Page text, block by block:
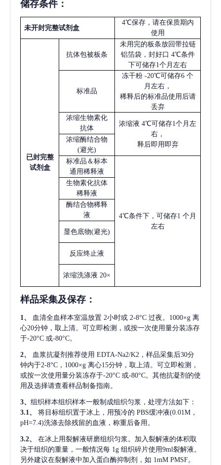
储存条件：
未开封完整试剂盒
4℃保存，请在保质期内
使用
已封完整
试剂盒
抗体包被板条
未用完的板条放回带拉链
铝箔袋，封好口 4℃条件
下可储存1个月左右
标准品
冻干粉 -20℃可储存6 个
月左右，
稀释后的标准品使用后请
丢弃
浓缩生物素化
抗体
浓缩液 4℃可储存1个月左
右，
释后即用即弃
浓缩酶结合物
(避光)
标准品＆标本
通用稀释液
4℃条件下，可储存1 个月
左右
生物素化抗体
稀释液
酶结合物稀释
液
显色底物(避光)
反应终止液
浓缩洗涤液 20×
样品采集及保存 ：
1、 血清全血样本室温放置 2小时或 2-8°C 过夜。1000×g 离
心20分钟，取上清。可立即检测，或按一次使用量分装冻存
于-20°C 或-80°C。
2、 血浆抗凝剂推荐使用 EDTA-Na2/K2，样品采集后30分
钟内于2-8°C，1000×g 离心15分钟，取上清。可立即检测，
或按一次使用量分装冻存于-20°C 或-80°C。其他抗凝剂的使
用及选择请查看样品制备指南。
3、 组织样本组织样本一般制成组织匀浆，处理方法如下：
3.1、
将目标组织置于冰上，用预冷的 PBS缓冲液(0.01M，
pH=7.4)洗涤去除残留的血液，称重后备用。
3.2、
在冰上用裂解液研磨组织匀浆。加入裂解液的体积取
决于组织的重量，一般情况每 1g 组织碎片使用9ml裂解液。
另外建议在裂解液中加入蛋白酶抑制剂，如 1mM PMSF。